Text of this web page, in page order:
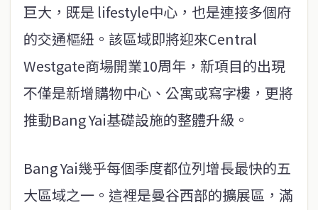
巨大，既是 lifestyle中心，也是連接多個府
的交通樞紐。該區域即將迎來Central
Westgate商場開業10周年，新項目的出現
不僅是新增購物中心、公寓或寫字樓，更將
推動Bang Yai基礎設施的整體升級。
Bang Yai幾乎每個季度都位列增長最快的五
大區域之一。這裡是曼谷西部的擴展區，滿